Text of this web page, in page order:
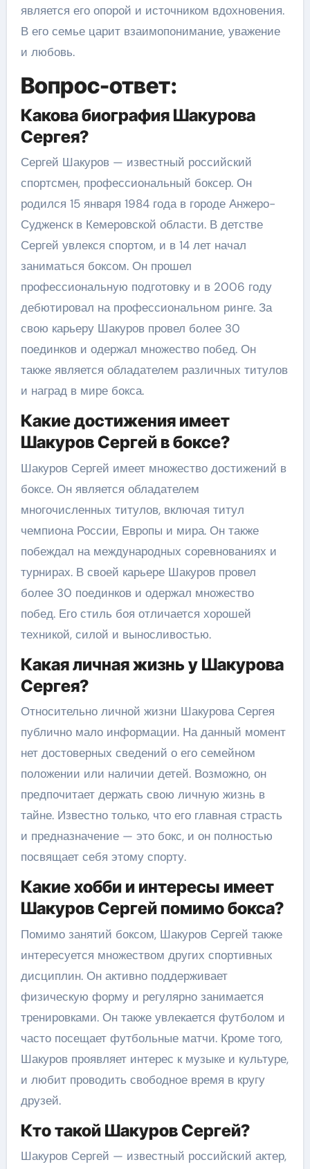
является его опорой и источником вдохновения.
В его семье царит взаимопонимание, уважение
и любовь.
Вопрос-ответ:
Какова биография Шакурова
Сергея?
Сергей Шакуров — известный российский
спортсмен, профессиональный боксер. Он
родился 15 января 1984 года в городе Анжеро-
Судженск в Кемеровской области. В детстве
Сергей увлекся спортом, и в 14 лет начал
заниматься боксом. Он прошел
профессиональную подготовку и в 2006 году
дебютировал на профессиональном ринге. За
свою карьеру Шакуров провел более 30
поединков и одержал множество побед. Он
также является обладателем различных титулов
и наград в мире бокса.
Какие достижения имеет
Шакуров Сергей в боксе?
Шакуров Сергей имеет множество достижений в
боксе. Он является обладателем
многочисленных титулов, включая титул
чемпиона России, Европы и мира. Он также
побеждал на международных соревнованиях и
турнирах. В своей карьере Шакуров провел
более 30 поединков и одержал множество
побед. Его стиль боя отличается хорошей
техникой, силой и выносливостью.
Какая личная жизнь у Шакурова
Сергея?
Относительно личной жизни Шакурова Сергея
публично мало информации. На данный момент
нет достоверных сведений о его семейном
положении или наличии детей. Возможно, он
предпочитает держать свою личную жизнь в
тайне. Известно только, что его главная страсть
и предназначение — это бокс, и он полностью
посвящает себя этому спорту.
Какие хобби и интересы имеет
Шакуров Сергей помимо бокса?
Помимо занятий боксом, Шакуров Сергей также
интересуется множеством других спортивных
дисциплин. Он активно поддерживает
физическую форму и регулярно занимается
тренировками. Он также увлекается футболом и
часто посещает футбольные матчи. Кроме того,
Шакуров проявляет интерес к музыке и культуре,
и любит проводить свободное время в кругу
друзей.
Кто такой Шакуров Сергей?
Шакуров Сергей — известный российский актер,